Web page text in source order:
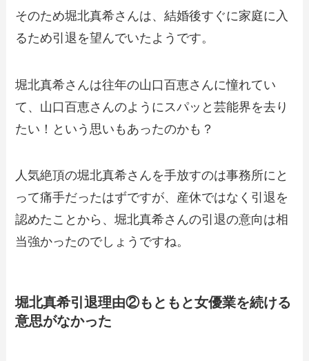
そのため堀北真希さんは、結婚後すぐに家庭に入
るため引退を望んでいたようです。
堀北真希さんは往年の山口百恵さんに憧れてい
て、山口百恵さんのようにスパッと芸能界を去り
たい！という思いもあったのかも？
人気絶頂の堀北真希さんを手放すのは事務所にと
って痛手だったはずですが、産休ではなく引退を
認めたことから、堀北真希さんの引退の意向は相
当強かったのでしょうですね。
堀北真希引退理由②もともと女優業を続ける
意思がなかった